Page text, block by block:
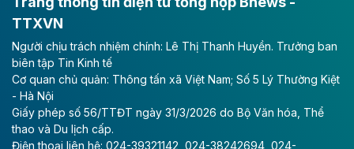
Tổng công ty Cảng hàng không Việt Nam - CTCP
(ACV) vừa lập kỷ lục mới về lợi nhuận trong quý
II/2026.
Theo baodautu.vn
Vinaconex lập đỉnh doanh thu
TTXVN
Người chịu trách nhiệm chính: Lê Thị Thanh Huyền. Trưởng ban
biên tập Tin Kinh tế
Cơ quan chủ quản: Thông tấn xã Việt Nam; Số 5 Lý Thường Kiệt
- Hà Nội
Giấy phép số 56/TTĐT ngày 31/3/2026 do Bộ Văn hóa, Thể
thao và Du lịch cấp.
Điện thoại liên hệ: 024-39321142, 024-38242694, 024-